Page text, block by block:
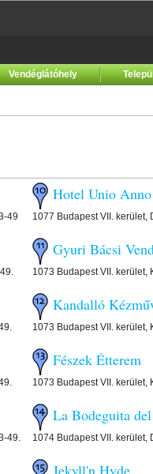
Vendéglátóhely
49
49.
Hotel Unio
1077 Budapest VII. kerület,
Gyuri Bácsi
1073 Budapest VII. kerület,
Kandalló
1073 Budapest VII. kerület,
Fészek Étterem
1073 Budapest VII. kerület,
La Bodeguita
1074 Budapest VII. kerület,